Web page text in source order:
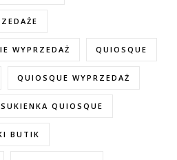
WYPRZEDAŻ QUIOSQUE
QUIOSQUE WYPRZEDAŻ
SUKIENKA QUIOSQUE
BUTIK